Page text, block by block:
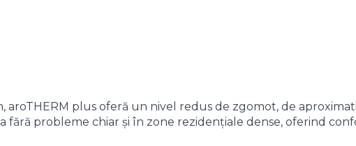
aroTHERM plus oferă un nivel redus de zgomot, de
fără probleme chiar și în zone rezidențiale dense, oferind